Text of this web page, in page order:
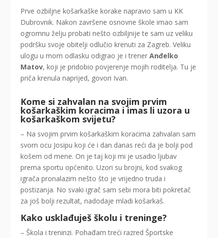
Prve ozbiljne košarkaške korake napravio sam u KK
Dubrovnik. Nakon završene osnovne škole imao sam
ogromnu želju probati nešto ozbiljnije te sam uz veliku
podršku svoje obitelji odlučio krenuti za Zagreb. Veliku
ulogu u mom odlasku odigrao je i trenerAnđelko
Matov, koji je pridobio povjerenje mojih roditelja. Tu je
priča krenula naprijed, govori Ivan.
Kome si zahvalan na svojim prvim
košarkaškim koracima i imas li uzora u
košarkaškom svijetu?
– Na svojim prvim košarkaškim koracima zahvalan sam
svom ocu Josipu koji će i dan danas reći da je bolji pod
košem od mene. On je taj koji mi je usadio ljubav
prema sportu općenito. Uzori su brojni, kod svakog
igrača pronalazim nešto što je vrijedno truda i
postizanja. No svaki igrač sam sebi mora biti pokretač
za još bolji rezultat, nadodaje mladi košarkaš.
Kako usklađuješ školu i treninge?
– Škola i treninzi. Pohađam treći razred Športske